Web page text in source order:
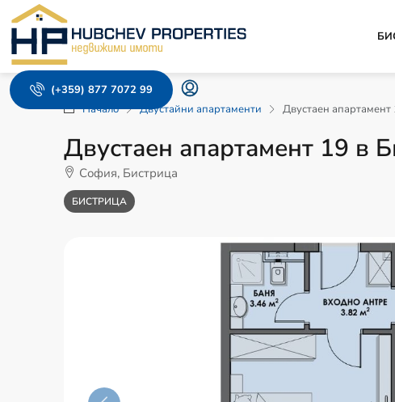
(+359) 877 7072 99
Начало
Двустайни апартаменти Двустаен
Двустаен апартамент 19 в
София, Бистрица
БИСТРИЦА